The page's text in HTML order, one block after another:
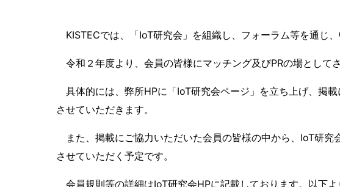
KISTECでは、「IoT研究会」を組織し、フォーラム等を通じ
令和２年度より、会員の皆様にマッチング及びPRの場として
具体的には、弊所HPに「IoT研究会ページ」を立ち上げ、掲
させていただきます。
また、掲載にご協力いただいた会員の皆様の中から、IoT研
させていただく予定です。
会員規則等の詳細はIoT研究会HPに記載しております。以下よ